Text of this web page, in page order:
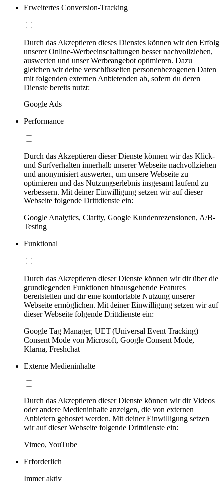
Erweitertes Conversion-Tracking
Durch das Akzeptieren dieses Dienstes können wir den Erfolg
unserer Online-Werbeeinschaltungen besser nachvollziehen,
auswerten und unser Werbeangebot optimieren. Dazu
gleichen wir deine verschlüsselten personenbezogenen Daten
mit folgenden externen Anbietenden ab, sofern du deren
Dienste bereits nutzt:
Google Ads
Performance
Durch das Akzeptieren dieser Dienste können wir das Klick-
und Surfverhalten innerhalb unserer Webseite nachvollziehen
und anonymisiert auswerten, um unsere Webseite zu
optimieren und das Nutzungserlebnis insgesamt laufend zu
verbessern. Mit deiner Einwilligung setzen wir auf dieser
Webseite folgende Drittdienste ein:
Google Analytics, Clarity, Google Kundenrezensionen, A/B-
Testing
Funktional
Durch das Akzeptieren dieser Dienste können wir dir über die
grundlegenden Funktionen hinausgehende Features
bereitstellen und dir eine komfortable Nutzung unserer
Webseite ermöglichen. Mit deiner Einwilligung setzen wir auf
dieser Webseite folgende Drittdienste ein:
Google Tag Manager, UET (Universal Event Tracking)
Consent Mode von Microsoft, Google Consent Mode,
Klarna, Freshchat
Externe Medieninhalte
Durch das Akzeptieren dieser Dienste können wir dir Videos
oder andere Medieninhalte anzeigen, die von externen
Anbietern gehostet werden. Mit deiner Einwilligung setzen
wir auf dieser Webseite folgende Drittdienste ein:
Vimeo, YouTube
Erforderlich
Immer aktiv